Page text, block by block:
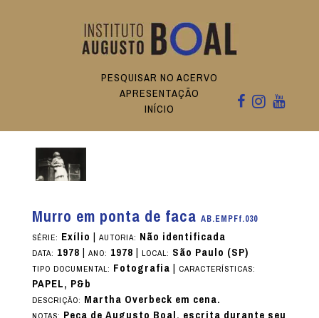
PESQUISAR NO ACERVO
APRESENTAÇÃO
INÍCIO
Murro em ponta de faca AB.EMPFf.030
SÉRIE: Exílio | AUTORIA: Não identificada
DATA: 1978| ANO: 1978| LOCAL: São Paulo (SP)
TIPO DOCUMENTAL: Fotografia| CARACTERÍSTICAS:
PAPEL, P&b
DESCRIÇÃO: Martha Overbeck em cena.